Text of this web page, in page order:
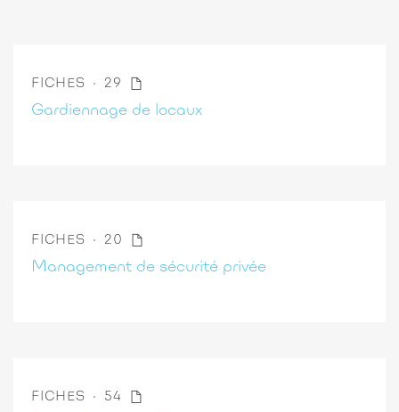
FICHES 29
Gardiennage de locaux
FICHES 20
Management de sécurité privée
FICHES 54